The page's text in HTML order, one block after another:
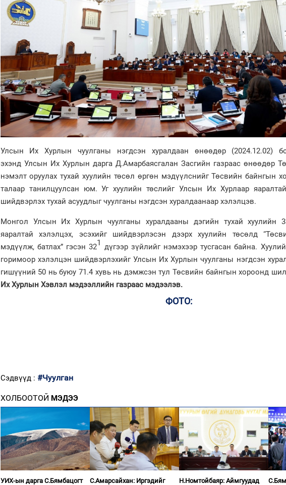
Улсын Их Хурлын чуулганы нэгдсэн хуралдаан өнөөдөр (2024.12.02)
эхэнд Улсын Их Хурлын дарга Д.Амарбаясгалан Засгийн газраас өнөөдөр
нэмэлт оруулах тухай хуулийн төсөл өргөн мэдүүлснийг Төсвийн байнгын
талаар танилцуулсан юм. Уг хуулийн төслийг Улсын Их Хурлаар
шийдвэрлэх тухай асуудлыг чуулганы нэгдсэн хуралдаанаар хэлэлцэв.
Монгол Улсын Их Хурлын чуулганы хуралдааны дэгийн тухай хуулийн
яаралтай хэлэлцэх, эсэхийг шийдвэрлэсэн дээрх хуулийн төсөлд
мэдүүлж, батлах” гэсэн 321 дүгээр зүйлийг нэмэхээр тусгасан байна.
горимоор хэлэлцэн шийдвэрлэхийг Улсын Их Хурлын чуулганы нэгдсэн
гишүүний 50 нь буюу 71.4 хувь нь дэмжсэн тул Төсвийн байнгын хороонд
Их Хурлын Хэвлэл мэдээллийн газраас мэдээлэв.
ФОТО:
Сэдвүүд : #Чуулган
ХОЛБООТОЙ МЭДЭЭ
УИХ-ын дарга С.Бямбацогт
С.Амарсайхан: Иргэдийг
Н.Номтойбаяр: Аймгуудад